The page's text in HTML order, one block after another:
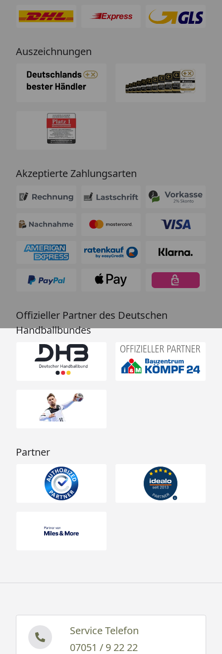
Auszeichnungen
Akzeptierte Zahlungsarten
Offizieller Partner des Deutschen
Handballbundes
Partner
Service Telefon
07051 / 9 22 22